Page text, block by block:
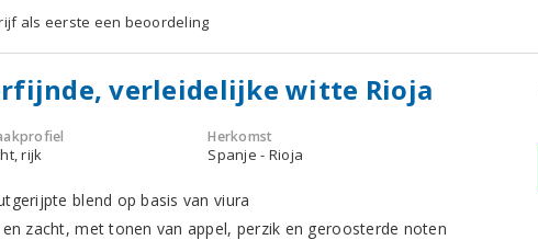
als eerste een beoordeling
verleidelijke witte Rioja
rijk
Herkomst
Spanje - Rioja
blend op basis van viura
en zacht, met tonen van appel, perzik en geroosterde noten